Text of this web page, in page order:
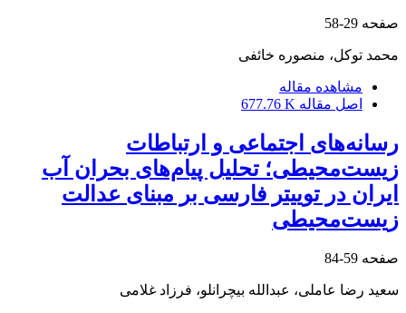
صفحه 29-58
محمد توکل، منصوره خائفی
مشاهده مقاله
اصل مقاله 677.76 K
رسانه‌های اجتماعی و ارتباطات
زیست‌محیطی؛ تحلیل پیام‌های بحران آب
ایران در توییتر فارسی بر مبنای عدالت
زیست‌محیطی
صفحه 59-84
سعید رضا عاملی، عبدالله بیچرانلو، فرزاد غلامی